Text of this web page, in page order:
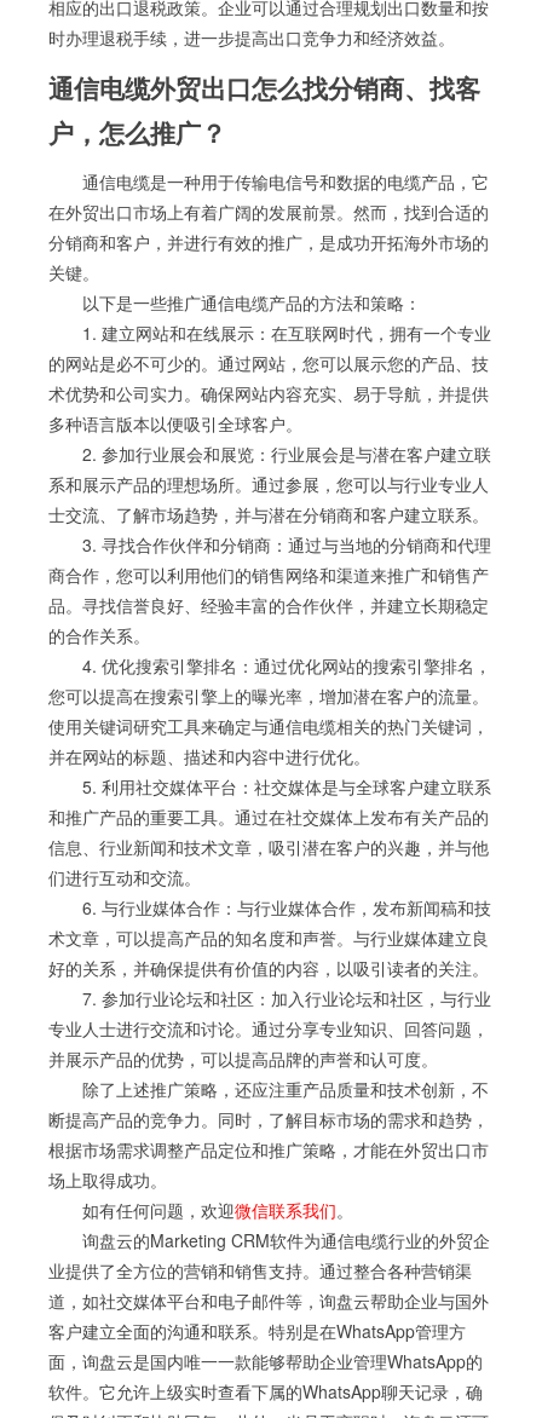
相应的出口退税政策。企业可以通过合理规划出口数量和按
时办理退税手续，进一步提高出口竞争力和经济效益。
通信电缆外贸出口怎么找分销商、找客
户，怎么推广？
通信电缆是一种用于传输电信号和数据的电缆产品，它
在外贸出口市场上有着广阔的发展前景。然而，找到合适的
分销商和客户，并进行有效的推广，是成功开拓海外市场的
关键。
以下是一些推广通信电缆产品的方法和策略：
1. 建立网站和在线展示：在互联网时代，拥有一个专业
的网站是必不可少的。通过网站，您可以展示您的产品、技
术优势和公司实力。确保网站内容充实、易于导航，并提供
多种语言版本以便吸引全球客户。
2. 参加行业展会和展览：行业展会是与潜在客户建立联
系和展示产品的理想场所。通过参展，您可以与行业专业人
士交流、了解市场趋势，并与潜在分销商和客户建立联系。
3. 寻找合作伙伴和分销商：通过与当地的分销商和代理
商合作，您可以利用他们的销售网络和渠道来推广和销售产
品。寻找信誉良好、经验丰富的合作伙伴，并建立长期稳定
的合作关系。
4. 优化搜索引擎排名：通过优化网站的搜索引擎排名，
您可以提高在搜索引擎上的曝光率，增加潜在客户的流量。
使用关键词研究工具来确定与通信电缆相关的热门关键词，
并在网站的标题、描述和内容中进行优化。
5. 利用社交媒体平台：社交媒体是与全球客户建立联系
和推广产品的重要工具。通过在社交媒体上发布有关产品的
信息、行业新闻和技术文章，吸引潜在客户的兴趣，并与他
们进行互动和交流。
6. 与行业媒体合作：与行业媒体合作，发布新闻稿和技
术文章，可以提高产品的知名度和声誉。与行业媒体建立良
好的关系，并确保提供有价值的内容，以吸引读者的关注。
7. 参加行业论坛和社区：加入行业论坛和社区，与行业
专业人士进行交流和讨论。通过分享专业知识、回答问题，
并展示产品的优势，可以提高品牌的声誉和认可度。
除了上述推广策略，还应注重产品质量和技术创新，不
断提高产品的竞争力。同时，了解目标市场的需求和趋势，
根据市场需求调整产品定位和推广策略，才能在外贸出口市
场上取得成功。
如有任何问题，欢迎微信联系我们。
询盘云的Marketing CRM软件为通信电缆行业的外贸企
业提供了全方位的营销和销售支持。通过整合各种营销渠
道，如社交媒体平台和电子邮件等，询盘云帮助企业与国外
客户建立全面的沟通和联系。特别是在WhatsApp管理方
面，询盘云是国内唯一一款能够帮助企业管理WhatsApp的
软件。它允许上级实时查看下属的WhatsApp聊天记录，确